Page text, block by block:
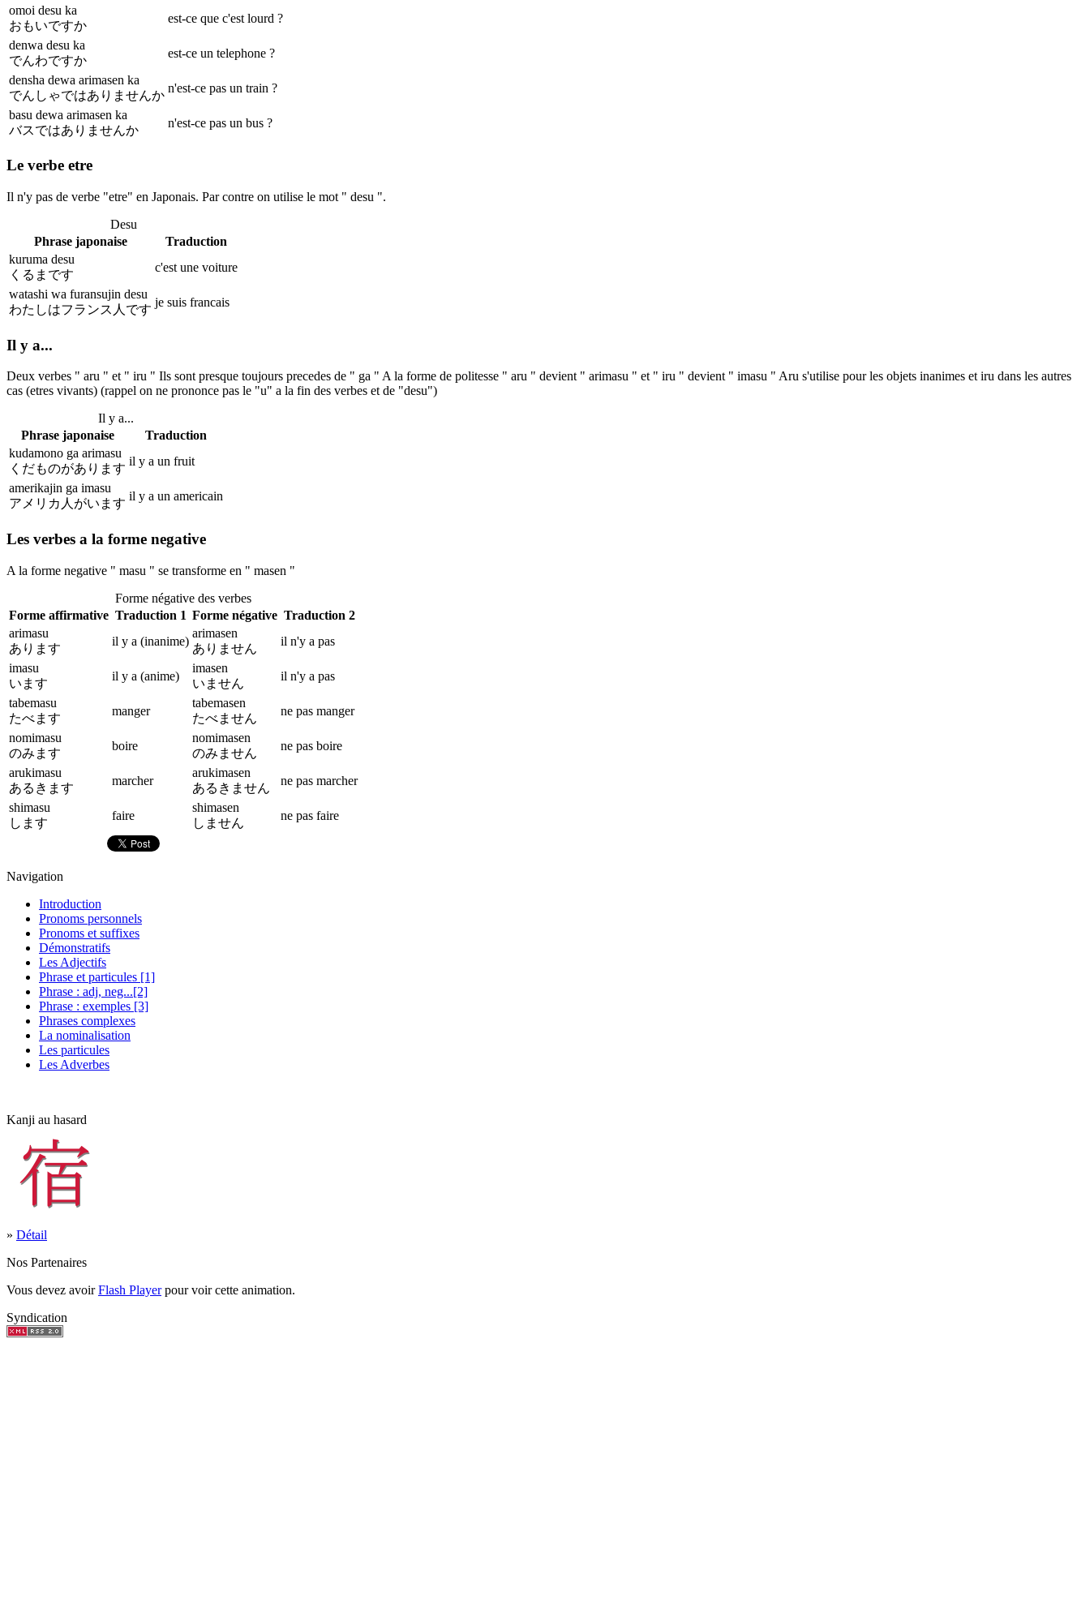
omoi desu ka
おもいですか
est-ce que c'est lourd ?
denwa desu ka
でんわですか
est-ce un telephone ?
densha dewa arimasen ka
でんしゃではありませんか
n'est-ce pas un train ?
basu dewa arimasen ka
バスではありませんか
n'est-ce pas un bus ?
Le verbe etre
Il n'y pas de verbe "etre" en Japonais. Par contre on utilise le mot " desu ".
Desu
Phrase japonaise
Traduction
kuruma desu
くるまです
c'est une voiture
watashi wa furansujin desu
わたしはフランス人です
je suis francais
Il y a...
Deux verbes " aru " et " iru " Ils sont presque toujours precedes de " ga " A la forme de politesse " aru " devient " arimasu " et " iru " devient " imasu " Aru s'utilise pour les objets inanimes et iru dans les autres
cas (etres vivants) (rappel on ne prononce pas le "u" a la fin des verbes et de "desu")
Il y a...
Phrase japonaise
Traduction
kudamono ga arimasu
くだものがあります
il y a un fruit
amerikajin ga imasu
アメリカ人がいます
il y a un americain
Les verbes a la forme negative
A la forme negative " masu " se transforme en " masen "
Forme négative des verbes
Forme affirmative Traduction 1 Forme négative Traduction 2
arimasu
あります
il y a (inanime)
arimasen
ありません
il n'y a pas
imasu
います
il y a (anime)
imasen
いません
il n'y a pas
tabemasu
たべます
manger
tabemasen
たべません
ne pas manger
nomimasu
のみます
boire
nomimasen
のみません
ne pas boire
arukimasu
あるきます
marcher
arukimasen
あるきません
ne pas marcher
shimasu
します
faire
shimasen
しません
ne pas faire
Navigation
Introduction
Pronoms personnels
Pronoms et suffixes
Démonstratifs
Les Adjectifs
Phrase et particules [1]
Phrase : adj, neg...[2]
Phrase : exemples [3]
Phrases complexes
La nominalisation
Les particules
Les Adverbes
Kanji au hasard
» Détail
Nos Partenaires
Vous devez avoirFlash Playerpour voir cette animation.
Syndication